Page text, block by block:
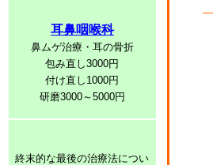
耳鼻咽喉科
鼻ムゲ治療・耳の骨折
包み直し3000円
付け直し1000円
研磨3000～5000円
終末的な最後の治療法につい